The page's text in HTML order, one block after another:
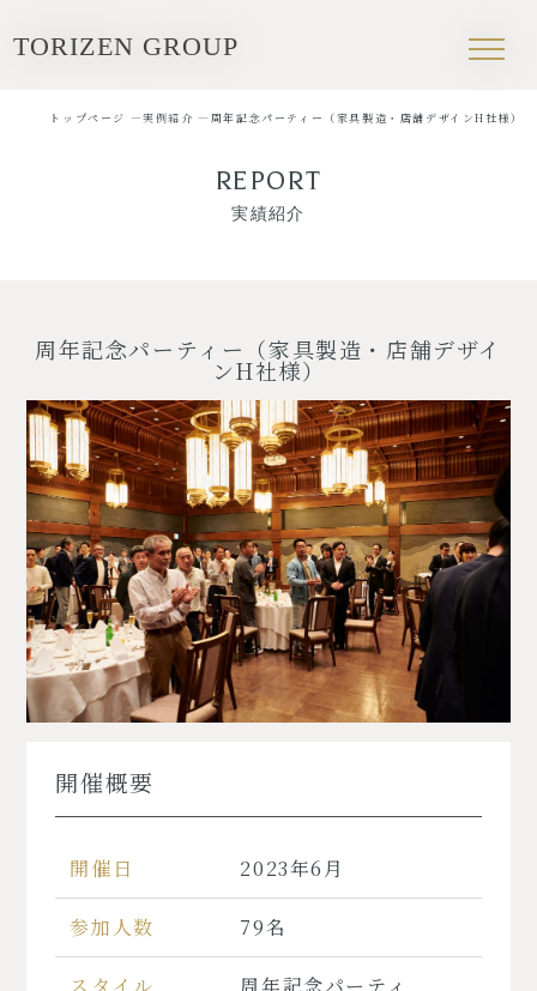
FACILITY INTRODUCTION
会場紹介
PARTY PLAN
実例紹介
REPORT
よくある質問
Q & A
アクセス
ACCESS
お問い合わせ
CONTACT
トップページ —実例紹介 — 周年記念パーティー（家具製造・店舗デザインH社様）
REPORT
実績紹介
周年記念パーティー（家具製造・店舗デザイ
ンH社様）
開催概要
開催日 2023年6月
参加人数 79名